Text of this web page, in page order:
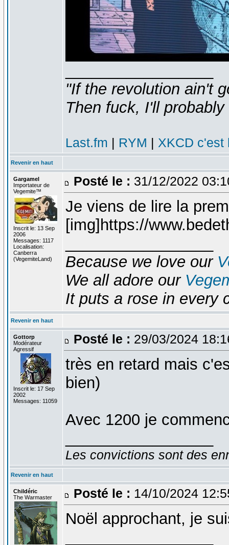
"If the revolution ain't
Then fuck, I'll
Last.fm | RYM | XKCD c'est
Revenir en haut
Gargamel
Importateur de
Vegemite™
Inscrit le: 13 Sep
2006
Messages: 1117
Localisation:
Canberra
(VegemiteLand)
Posté le : 31/12/2022
Je viens de lire la
[img]https://
Because we love our
We all adore our
It puts a rose in every
Revenir en haut
Gottorp
Modérateur
Agressif
Inscrit le: 17 Sep
2002
Messages: 11059
Posté le : 29/03/2024
très en retard mais
bien)
Avec 1200 je
Les convictions sont des
Revenir en haut
Childéric
The Warmaster
Posté le : 14/10/2024
Noël approchant, je